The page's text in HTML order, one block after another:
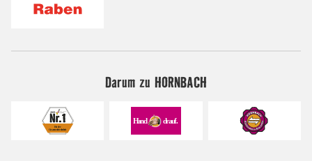
Darum zu HORNBACH